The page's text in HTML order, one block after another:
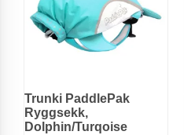
Trunki PaddlePak
Ryggsekk,
Dolphin/Turqoise